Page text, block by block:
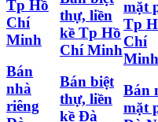
Tp Hồ
Chí
Minh
Bán
nhà
riêng
thự, liền
kề Tp Hồ
Chí Minh
Bán biệt
thự, liền
kề Đà
mặt
Tp
Chí
Minh
Bán
mặt